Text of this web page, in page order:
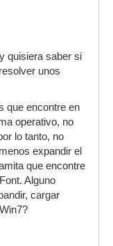
quisiera saber si
unos
que encontre en
operativo, no
lo tanto, no
expandir el
que encontre
Alguno
cargar